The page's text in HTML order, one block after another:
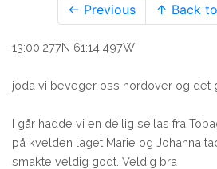
← Previous ↑ Back
13:00.277N 61:14.497W
joda vi beveger oss nordover og det
I går hadde vi en deilig seilas fra
på kvelden laget Marie og Johanna
smakte veldig godt. Veldig bra